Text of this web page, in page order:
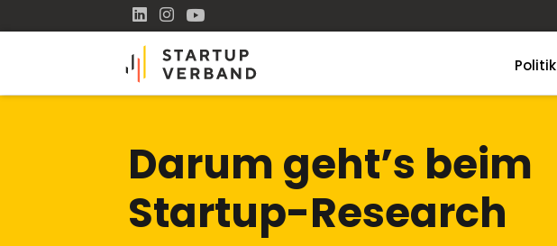
Politik
Darum geht’s beim
Startup-Research